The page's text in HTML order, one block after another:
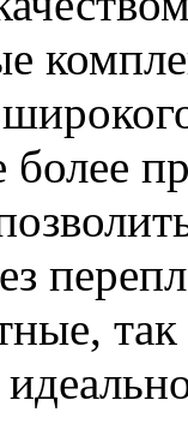
более